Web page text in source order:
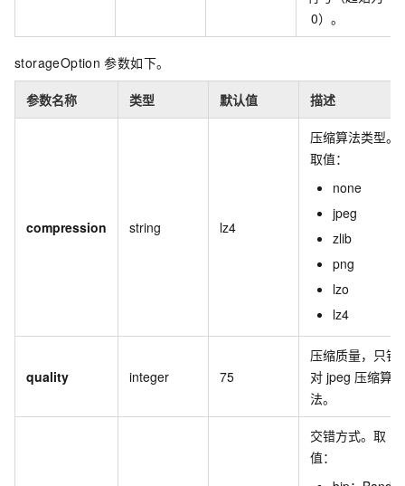
0）。
storageOption 参数如下。
参数名称 类型 默认值 描述
compression string lz4
压缩算法类型。
取值：
none
jpeg
zlib
png
lzo
lz4
quality integer 75
压缩质量，只针
对 jpeg 压缩算
法。
交错方式。取
值：